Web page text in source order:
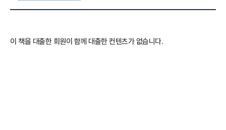
이 책을 대출한 회원이 함께 대출한 컨텐츠가 없습니다.